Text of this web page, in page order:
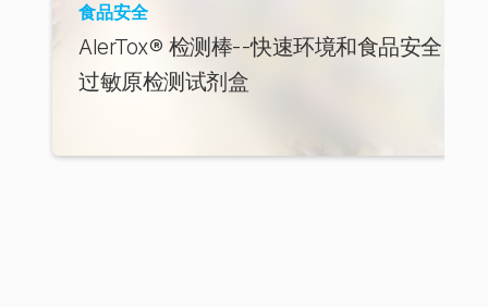
食品安全
AlerTox® 检测棒--快速环境和食品安全
过敏原检测试剂盒